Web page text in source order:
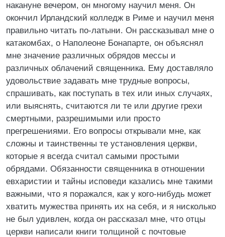
накануне вечером, он многому научил меня. Он
окончил Ирландский колледж в Риме и научил меня
правильно читать по-латыни. Он рассказывал мне о
катакомбах, о Наполеоне Бонапарте, он объяснял
мне значение различных обрядов мессы и
различных облачений священника. Ему доставляло
удовольствие задавать мне трудные вопросы,
спрашивать, как поступать в тех или иных случаях,
или выяснять, считаются ли те или другие грехи
смертными, разрешимыми или просто
прегрешениями. Его вопросы открывали мне, как
сложны и таинственны те установления церкви,
которые я всегда считал самыми простыми
обрядами. Обязанности священника в отношении
евхаристии и тайны исповеди казались мне такими
важными, что я поражался, как у кого-нибудь может
хватить мужества принять их на себя, и я нисколько
не был удивлен, когда он рассказал мне, что отцы
церкви написали книги толщиной с почтовые